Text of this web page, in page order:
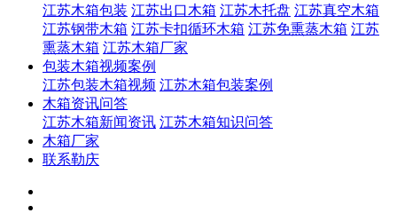
江苏木箱包装 江苏出口木箱 江苏木托盘 江苏真空木箱
江苏钢带木箱 江苏卡扣循环木箱 江苏免熏蒸木箱 江苏
熏蒸木箱 江苏木箱厂家
包装木箱视频案例
江苏包装木箱视频 江苏木箱包装案例
木箱资讯问答
江苏木箱新闻资讯 江苏木箱知识问答
木箱厂家
联系勒庆